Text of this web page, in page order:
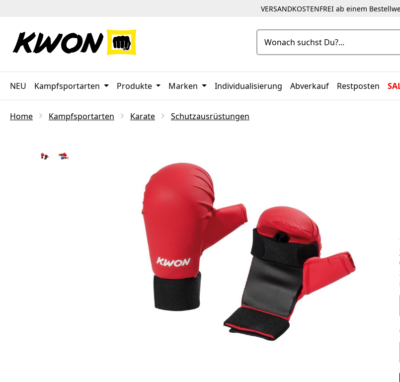
VERSANDKOSTENFREI ab einem
NEU Kampfsportarten Produkte Marken Individualisierung Abverkauf Restposten
Home Kampfsportarten Karate Schutzausrüstungen